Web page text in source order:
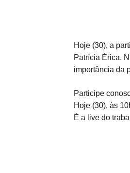
Hoje (30), a
Patrícia Érica.
importância da
Participe
Hoje (30), às
É a live do